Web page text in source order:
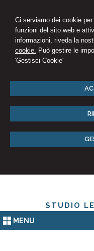
Ci serviamo dei cookie
funzioni del sito web e
informazioni, riveda la
cookie. Può gestire le
'Gestisci Cookie'
STUDIO
MENU